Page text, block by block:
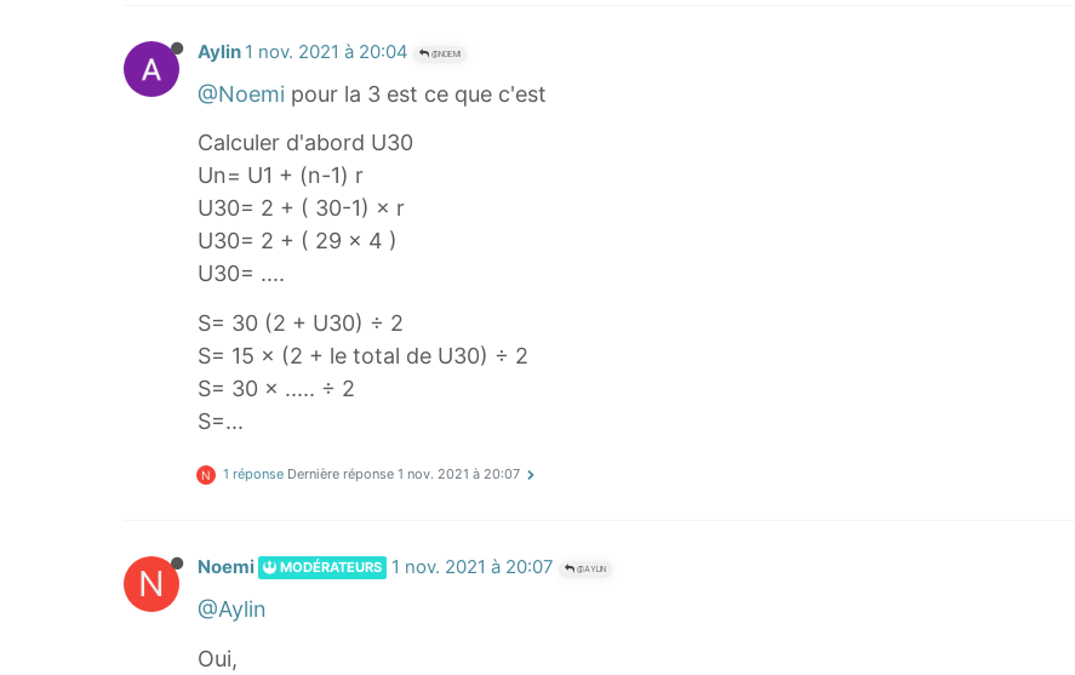
-
)
\
t
i
m
e
8
=
.
.
Aylin 1 nov. 2021 à 20:04 @NOEMI
@Noemi pour la 3 est ce que c'est
Calculer d'abord U30
Un= U1 + (n-1) r
U30= 2 + ( 30-1) × r
U30= 2 + ( 29 × 4 )
U30= ....
S= 30 (2 + U30) ÷ 2
S= 15 × (2 + le total de U30) ÷ 2
S= 30 × ..... ÷ 2
S=...
N 1 réponse Dernière réponse 1 nov. 2021 à 20:07
N Noemi MODÉRATEURS 1 nov. 2021 à 20:07 @AYLIN
@Aylin
Oui,